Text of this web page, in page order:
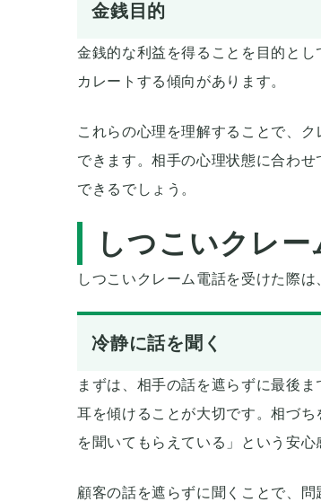
金銭目的
金銭的な利益を得ることを目的と
カレートする傾向があります。
これらの心理を理解することで、
できます。相手の心理状態に合わ
できるでしょう。
しつこいクレ
しつこいクレーム電話を受けた際
冷静に話を聞く
まずは、相手の話を遮らずに最後
耳を傾けることが大切です。相づ
を聞いてもらえている」という安心
顧客の話を遮らずに聞くことで、